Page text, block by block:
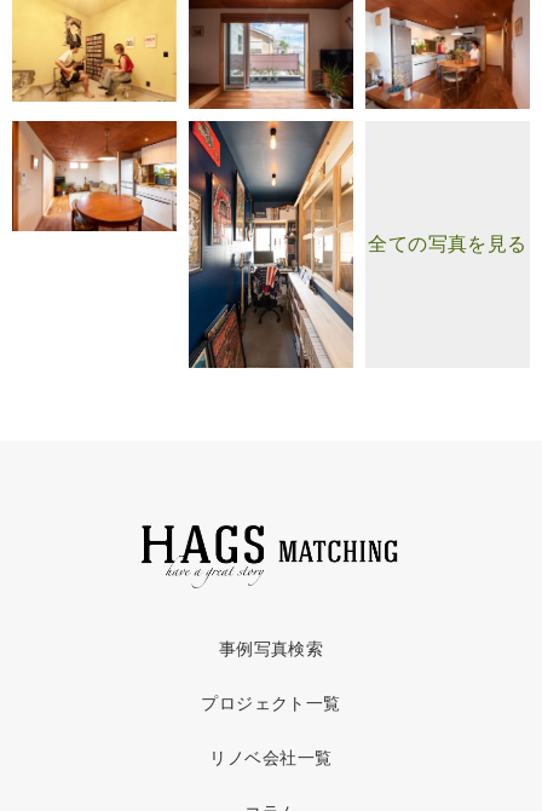
全ての写真を見る
事例写真検索
プロジェクト一覧
リノベ会社一覧